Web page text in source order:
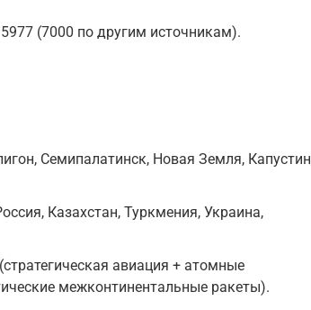
(7000 по другим источникам).
Семипалатинск, Новая Земля, Капустин
Казахстан, Туркмения, Украина,
авиация + атомные
межконтинентальные ракеты).